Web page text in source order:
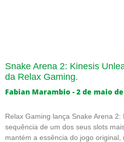
Snake Arena 2: Kinesis
da Relax Gaming.
Fabian Marambio 2 de maio de
Relax Gaming lança Snake Arena 2:
sequência de um dos seus slots
mantém a essência do jogo original,